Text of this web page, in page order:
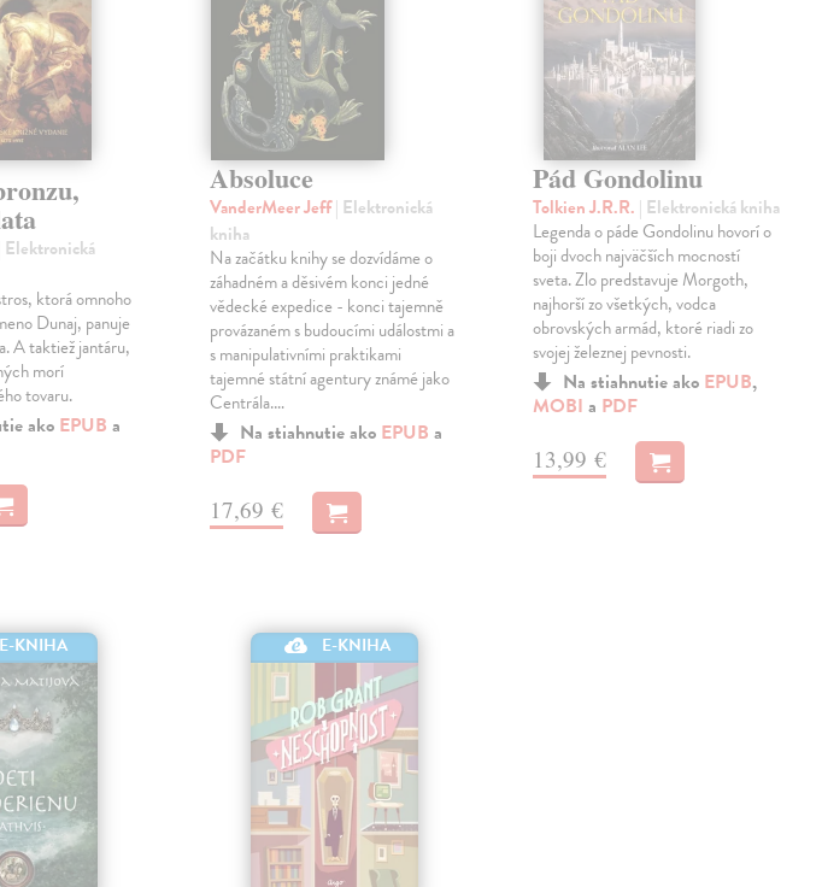
| Elektronická
ktorá omnoho
Dunaj, panuje
A taktiež jantáru,
morí
tovaru.
ako EPUB a
Absoluce
VanderMeer Jeff| Elektronická
kniha
Na začátku knihy se dozvídáme o
záhadném a děsivém konci jedné
vědecké expedice - konci tajemně
provázaném s budoucími událostmi a
s manipulativními praktikami
tajemné státní agentury známé jako
Centrála.…
Na stiahnutie ako EPUB a
PDF
17,69 €
Pád Gondolinu
Tolkien J.R.R. | Elektronická kniha
Legenda o páde Gondolinu hovorí o
boji dvoch najväčších mocností
sveta. Zlo predstavuje Morgoth,
najhorší zo všetkých, vodca
obrovských armád, ktoré riadi zo
svojej železnej pevnosti.
Na stiahnutie ako EPUB,
MOBI a PDF
13,99 €
E-KNIHA E-KNIHA